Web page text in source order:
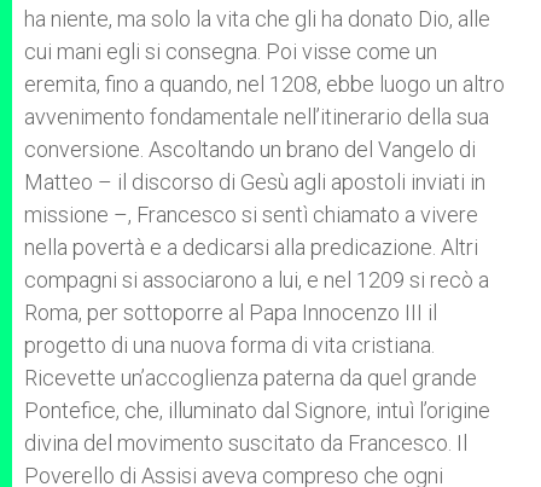
ha niente, ma solo la vita che gli ha donato Dio, alle
cui mani egli si consegna. Poi visse come un
eremita, fino a quando, nel 1208, ebbe luogo un altro
avvenimento fondamentale nell’itinerario della sua
conversione. Ascoltando un brano del Vangelo di
Matteo – il discorso di Gesù agli apostoli inviati in
missione –, Francesco si sentì chiamato a vivere
nella povertà e a dedicarsi alla predicazione. Altri
compagni si associarono a lui, e nel 1209 si recò a
Roma, per sottoporre al Papa Innocenzo III il
progetto di una nuova forma di vita cristiana.
Ricevette un’accoglienza paterna da quel grande
Pontefice, che, illuminato dal Signore, intuì l’origine
divina del movimento suscitato da Francesco. Il
Poverello di Assisi aveva compreso che ogni